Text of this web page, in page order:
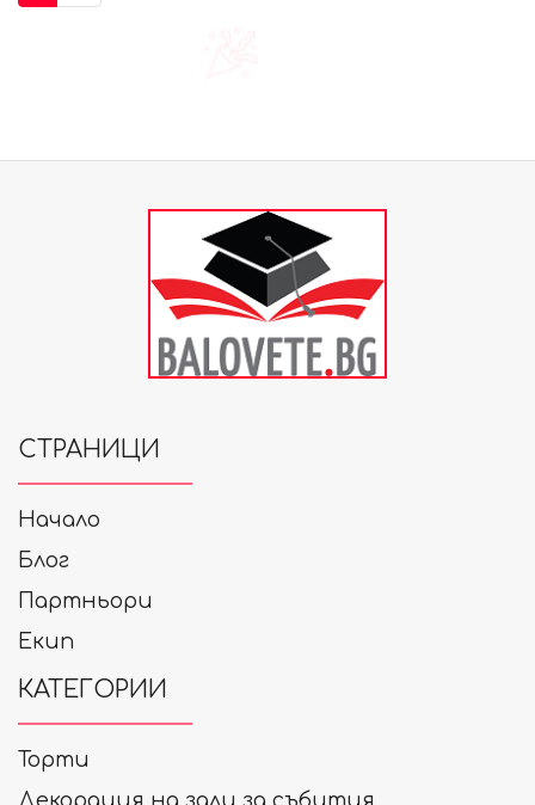
СТРАНИЦИ
Начало
Блог
Партньори
Екип
КАТЕГОРИИ
Торти
Декорация на зали за събития